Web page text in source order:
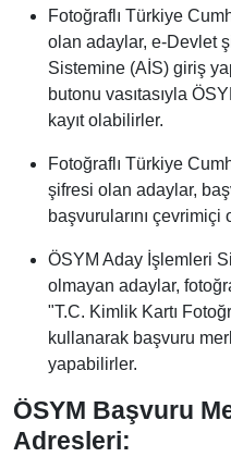
Fotoğraflı Türkiye
olan adaylar, e-Devlet
Sistemine (AİS) giriş
butonu vasıtasıyla
kayıt olabilirler.
Fotoğraflı Türkiye
şifresi olan adaylar,
başvurularını
ÖSYM Aday İşlemleri
olmayan adaylar,
"T.C. Kimlik Kartı
kullanarak başvuru
yapabilirler.
ÖSYM Başvuru
Adresleri: